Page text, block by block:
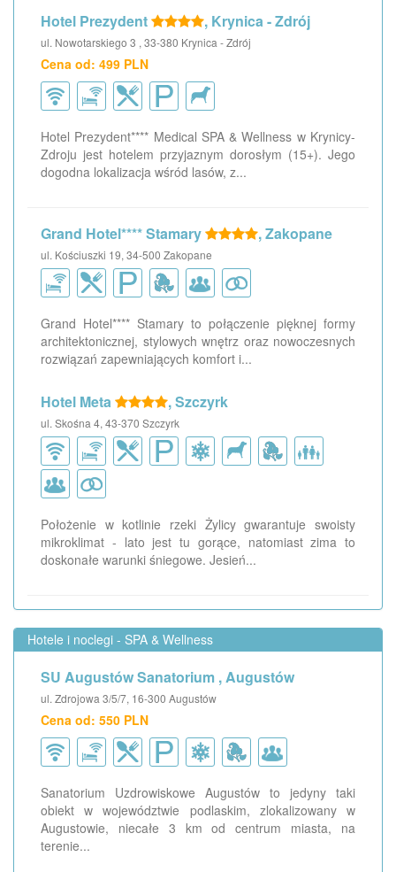
Hotel Prezydent , Krynica - Zdrój
ul. Nowotarskiego 3 , 33-380 Krynica - Zdrój
Cena od: 499 PLN
Hotel Prezydent**** Medical SPA & Wellness w Krynicy-
Zdroju jest hotelem przyjaznym dorosłym (15+). Jego
dogodna lokalizacja wśród lasów, z...
Grand Hotel**** Stamary , Zakopane
ul. Kościuszki 19, 34-500 Zakopane
Grand Hotel**** Stamary to połączenie pięknej formy
architektonicznej, stylowych wnętrz oraz nowoczesnych
rozwiązań zapewniających komfort i...
Hotel Meta , Szczyrk
ul. Skośna 4, 43-370 Szczyrk
Położenie w kotlinie rzeki Żylicy gwarantuje swoisty
mikroklimat - lato jest tu gorące, natomiast zima to
doskonałe warunki śniegowe. Jesień...
Hotele i noclegi - SPA & Wellness
SU Augustów Sanatorium , Augustów
ul. Zdrojowa 3/5/7, 16-300 Augustów
Cena od: 550 PLN
Sanatorium Uzdrowiskowe Augustów to jedyny taki
obiekt w województwie podlaskim, zlokalizowany w
Augustowie, niecałe 3 km od centrum miasta, na
terenie...